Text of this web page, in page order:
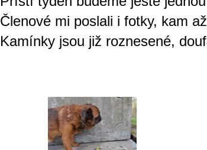
Členové mi poslali i fotky, kam
Kamínky jsou již roznesené,